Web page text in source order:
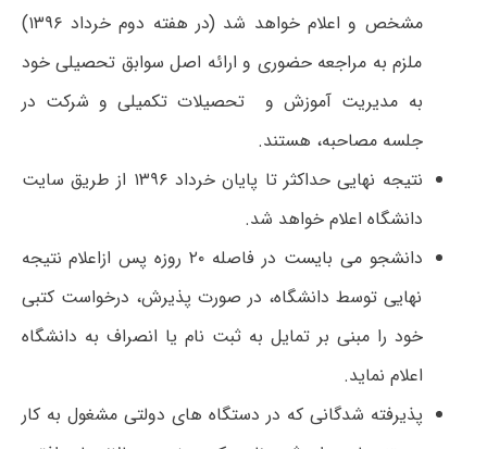
مشخص و اعلام خواهد شد (در هفته دوم خرداد ۱۳۹۶)
ملزم به مراجعه حضوری و ارائه اصل سوابق تحصیلی خود
به مدیریت آموزش و تحصیلات تکمیلی و شرکت در
جلسه مصاحبه، هستند.
نتیجه نهایی حداکثر تا پایان خرداد ۱۳۹۶ از طریق سایت
دانشگاه اعلام خواهد شد.
دانشجو می بایست در فاصله ۲۰ روزه پس ازاعلام نتیجه
نهایی توسط دانشگاه، در صورت پذیرش، درخواست کتبی
خود را مبنی بر تمایل به ثبت نام یا انصراف به دانشگاه
اعلام نماید.
پذیرفته شدگانی که در دستگاه های دولتی مشغول به کار